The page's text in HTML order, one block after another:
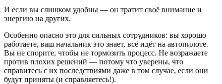
И если вы слишком удобны — он тратит своё внимание и
энергию на других.
Особенно опасно это для сильных сотрудников: вы хорошо
работаете, ваш начальник это знает, всё идёт на автопилоте.
Вы не спорите, чтобы не тормозить процесс. Не возражаете
против плохих решений — потому что уверены, что
справитесь с их последствиями даже в том случае, если они
будут приняты (и справляетесь!).